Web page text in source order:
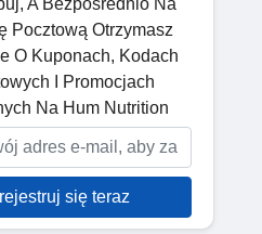
Pocztową Otrzymasz
O Kuponach, Kodach
I Promocjach
Na Hum Nutrition
się teraz